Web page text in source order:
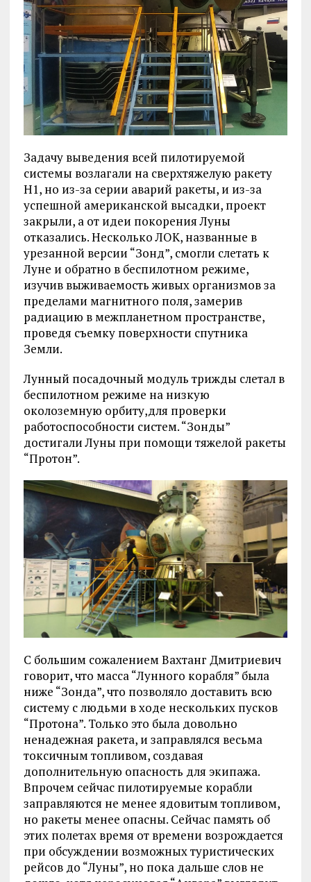
Задачу выведения всей пилотируемой
системы возлагали на сверхтяжелую ракету
Н1, но из-за серии аварий ракеты, и из-за
успешной американской высадки, проект
закрыли, а от идеи покорения Луны
отказались. Несколько ЛОК, названные в
урезанной версии “Зонд”, смогли слетать к
Луне и обратно в беспилотном режиме,
изучив выживаемость живых организмов за
пределами магнитного поля, замерив
радиацию в межпланетном пространстве,
проведя съемку поверхности спутника
Земли.
Лунный посадочный модуль трижды слетал в
беспилотном режиме на низкую
околоземную орбиту,для проверки
работоспособности систем. “Зонды”
достигали Луны при помощи тяжелой ракеты
“Протон”.
С большим сожалением Вахтанг Дмитриевич
говорит, что масса “Лунного корабля” была
ниже “Зонда”, что позволяло доставить всю
систему с людьми в ходе нескольких пусков
“Протона”. Только это была довольно
ненадежная ракета, и заправлялся весьма
токсичным топливом, создавая
дополнительную опасность для экипажа.
Впрочем сейчас пилотируемые корабли
заправляются не менее ядовитым топливом,
но ракеты менее опасны. Сейчас память об
этих полетах время от времени возрождается
при обсуждении возможных туристических
рейсов до “Луны”, но пока дальше слов не